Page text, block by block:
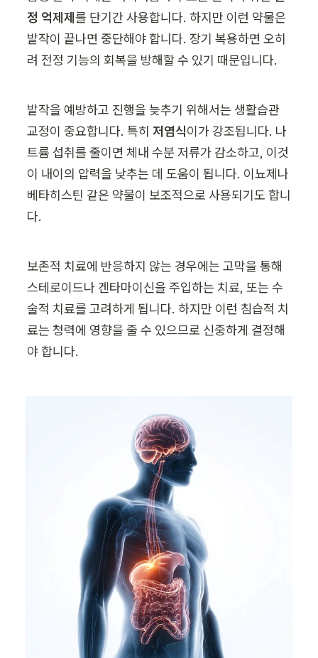
정 억제제를 단기간 사용합니다. 하지만 이런 약물은
발작이 끝나면 중단해야 합니다. 장기 복용하면 오히
려 전정 기능의 회복을 방해할 수 있기 때문입니다.
발작을 예방하고 진행을 늦추기 위해서는 생활습관
교정이 중요합니다. 특히 저염식이가 강조됩니다. 나
트륨 섭취를 줄이면 체내 수분 저류가 감소하고, 이것
이 내이의 압력을 낮추는 데 도움이 됩니다. 이뇨제나
베타히스틴 같은 약물이 보조적으로 사용되기도 합니
다.
보존적 치료에 반응하지 않는 경우에는 고막을 통해
스테로이드나 겐타마이신을 주입하는 치료, 또는 수
술적 치료를 고려하게 됩니다. 하지만 이런 침습적 치
료는 청력에 영향을 줄 수 있으므로 신중하게 결정해
야 합니다.